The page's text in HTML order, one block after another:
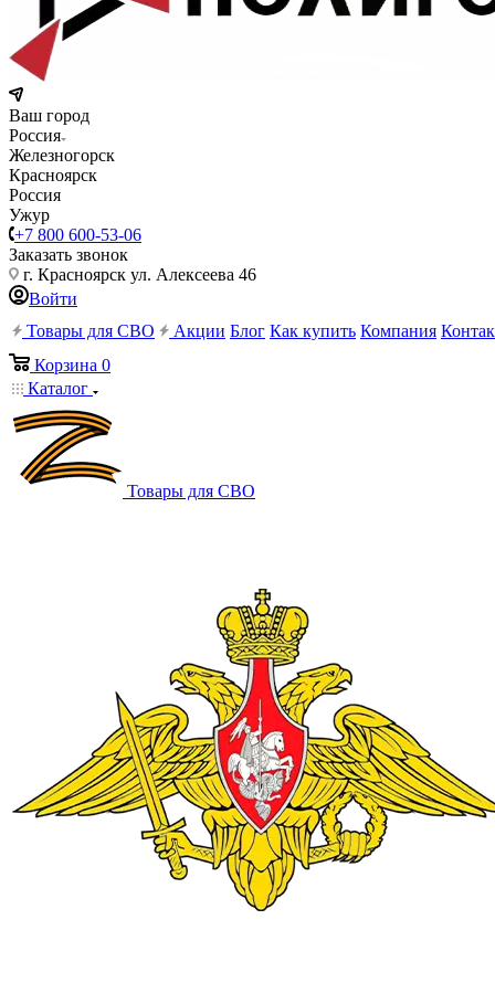
Ваш город
Россия
Железногорск
Красноярск
Россия
Ужур
+7 800 600-53-06
Заказать звонок
г. Красноярск ул. Алексеева 46
Войти
Товары для СВО
Акции Блог Как купить Компания
Корзина 0
Каталог
Товары для СВО